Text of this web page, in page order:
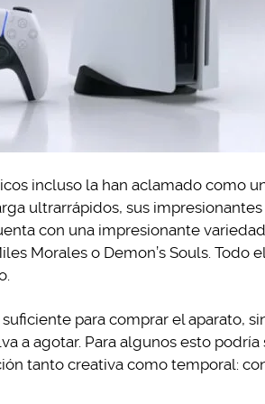
incluso la han aclamado como
ultrarrápidos, sus
con una impresionante
Morales o Demon’s Souls. Todo
para comprar el aparato,
a agotar. Para algunos esto
tanto creativa como temporal: